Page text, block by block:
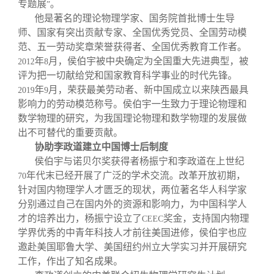
专题展”。
他是著名的理论物理学家、国务院首批博士生导
师、国家有突出贡献专家、全国优秀党员、全国劳动模
范、五一劳动奖章荣誉获得者、全国优秀教育工作者。
2012年8月，侯伯宇被中央确定为全国重大先进典型，被
评为把一切献给党和国家教育科学事业的时代先锋。
2019年9月，荣获最美劳动者、新中国成立以来陕西最具
影响力的劳动模范称号。侯伯宇一生致力于理论物理和
数学物理的研究，为我国理论物理和数学物理的发展做
出不可替代的重要贡献。
协助李政道建立中国博士后制度
侯伯宇与诺贝尔奖获得者杨振宁和李政道在上世纪
70年代末已经开展了广泛的学术交流。改革开放初期，
针对国内物理学人才匮乏的现状，两位著名华人科学家
分别通过自己在国内外的资源和影响力，为中国科学人
才的培养出力，杨振宁设立了CEEC奖金，支持国内物理
学界优秀的中青年科技人才前往美国进修，侯伯宇也应
邀赴美国耶鲁大学、美国纽约州立大学实习并开展研究
工作，作出了知名成果。